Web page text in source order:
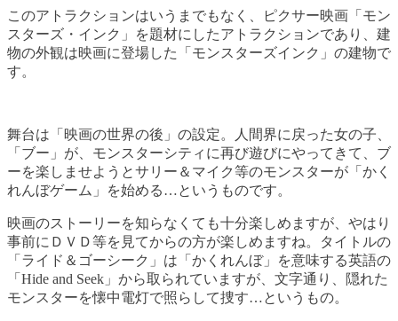
このアトラクションはいうまでもなく、ピクサー映画「モン
スターズ・インク」を題材にしたアトラクションであり、建
物の外観は映画に登場した「モンスターズインク」の建物で
す。
舞台は「映画の世界の後」の設定。人間界に戻った女の子、
「ブー」が、モンスターシティに再び遊びにやってきて、ブ
ーを楽しませようとサリー＆マイク等のモンスターが「かく
れんぼゲーム」を始める…というものです。
映画のストーリーを知らなくても十分楽しめますが、やはり
事前にＤＶＤ等を見てからの方が楽しめますね。タイトルの
「ライド＆ゴーシーク」は「かくれんぼ」を意味する英語の
「Hide and Seek」から取られていますが、文字通り、隠れた
モンスターを懐中電灯で照らして捜す…というもの。